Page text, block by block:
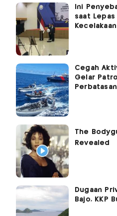
Ini
saat Lepas
Cegah
Gelar
Perbatasan
Dugaan
Bajo, KKP